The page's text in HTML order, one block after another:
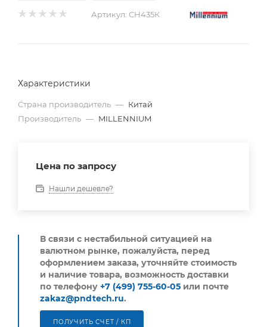
Артикул: СН435К
Характеристики
Страна производитель — Китай
Производитель — MILLENNIUM
Цена по запросу
Нашли дешевле?
В связи с нестабильной ситуацией на
валютном рынке, пожалуйста, перед
оформлением заказа, уточняйте стоимость
и наличие товара, возможность доставки
по телефону +7 (499) 755-60-05 или почте
zakaz@pndtech.ru.
ПОЛУЧИТЬ СЧЕТ / КП